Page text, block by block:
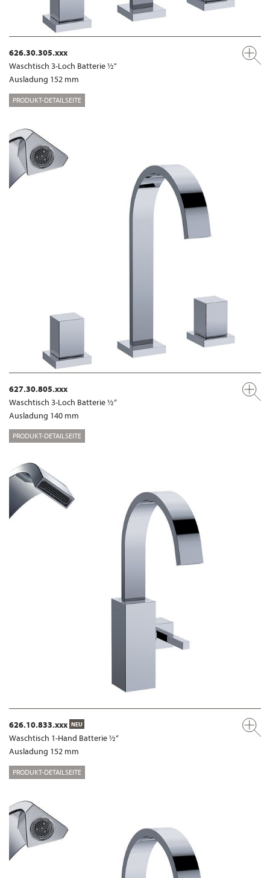
626.30.305.xxx
Waschtisch 3-Loch Batterie ½"
Ausladung 152 mm
PRODUKT-DETAILSEITE
627.30.805.xxx
Waschtisch 3-Loch Batterie ½“
Ausladung 140 mm
PRODUKT-DETAILSEITE
626.10.833.xxx NEU
Waschtisch 1-Hand Batterie ½“
Ausladung 152 mm
PRODUKT-DETAILSEITE